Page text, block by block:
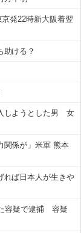
発22時新大阪着翌
助ける？
しようとした男 女
関係が」米軍 熊本
れば日本人が生きや
容疑で逮捕 容疑